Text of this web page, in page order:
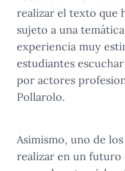
realizar el texto que
sujeto a una
experiencia muy
estudiantes
por actores
Pollarolo.
Asimismo, uno de
realizar en un futuro